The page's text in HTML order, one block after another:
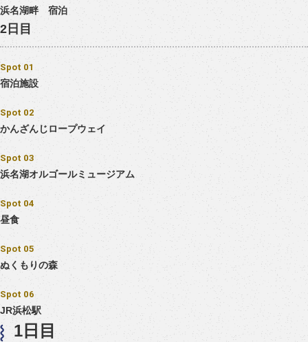
浜名湖畔 宿泊
2日目
Spot 01
宿泊施設
Spot 02
かんざんじロープウェイ
Spot 03
浜名湖オルゴールミュージアム
Spot 04
昼食
Spot 05
ぬくもりの森
Spot 06
JR浜松駅
1日目